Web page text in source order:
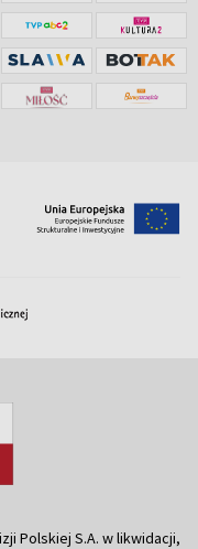
Polskiej S.A. w likwidacji,